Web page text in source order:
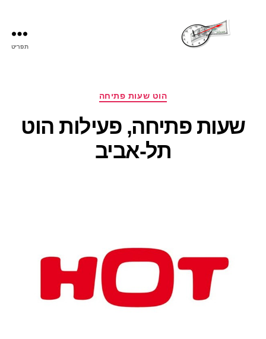
תפריט
קטגוריות
הוט שעות פתיחה
שעות פתיחה, פעילות הוט
תל-אביב